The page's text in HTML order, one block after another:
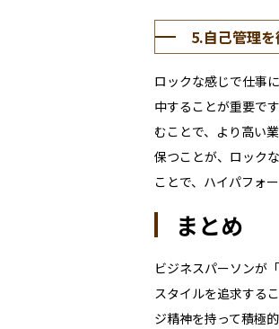
5.自己管理
ロックな感じで仕事
中することが重要で
むことで、より高い
保つことが、ロック
ことで、ハイパフォ
まとめ
ビジネスパーソンが
スタイルを追求する
ジ精神を持って積極